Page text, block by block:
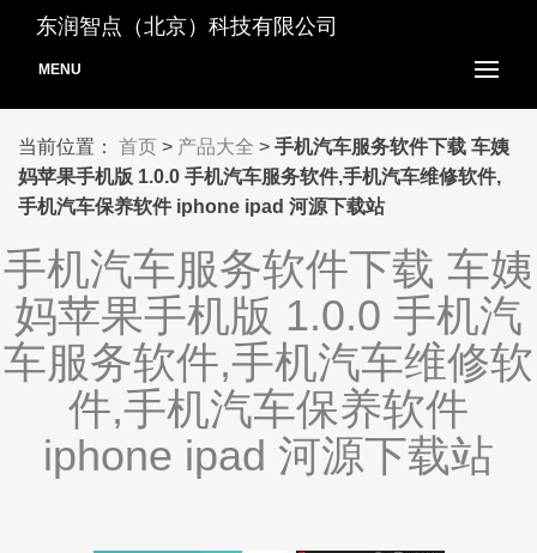
东润智点（北京）科技有限公司
MENU
当前位置： 首页 > 产品大全 > 手机汽车服务软件下载 车姨
妈苹果手机版 1.0.0 手机汽车服务软件,手机汽车维修软件,
手机汽车保养软件 iphone ipad 河源下载站
手机汽车服务软件下载 车姨
妈苹果手机版 1.0.0 手机汽
车服务软件,手机汽车维修软
件,手机汽车保养软件
iphone ipad 河源下载站